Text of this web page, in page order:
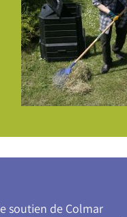
soutien de Colmar